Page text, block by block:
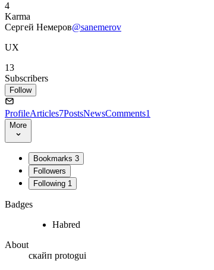
4
Karma
Сергей Немеров@sanemerov
UX
13
Subscribers
Follow
ProfileArticles7PostsNewsComments1
More
Bookmarks 3
Followers
Following 1
Badges
Habred
About
скайп protogui